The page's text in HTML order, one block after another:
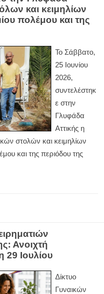
και κειμηλίων
πολέμου και της
Το Σάββατο,
25 Ιουνίου
2026,
συντελέστηκ
ε στην
Γλυφάδα
Αττικής η
στολών και κειμηλίων
και της περιόδου της
Ανοιχτή
29 Ιουλίου
Δίκτυο
Γυναικών